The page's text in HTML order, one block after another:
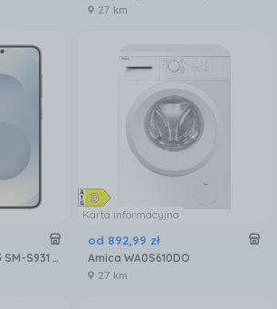
27 km
Samsung Galaxy S25 SM-S931 12/256GB Czarny
Karta informacyjna
od 892,99 zł
Amica WA0S610DO
27 km